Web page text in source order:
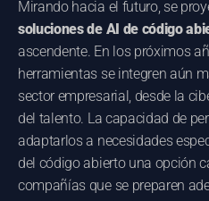
Mirando hacia el futuro, se
soluciones de AI de código
ascendente. En los próximos
herramientas se integren aún
sector empresarial, desde la
del talento. La capacidad de
adaptarlos a necesidades
del código abierto una opción
compañías que se preparen